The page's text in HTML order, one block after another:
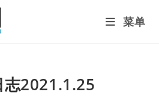
菜单
志2021.1.25